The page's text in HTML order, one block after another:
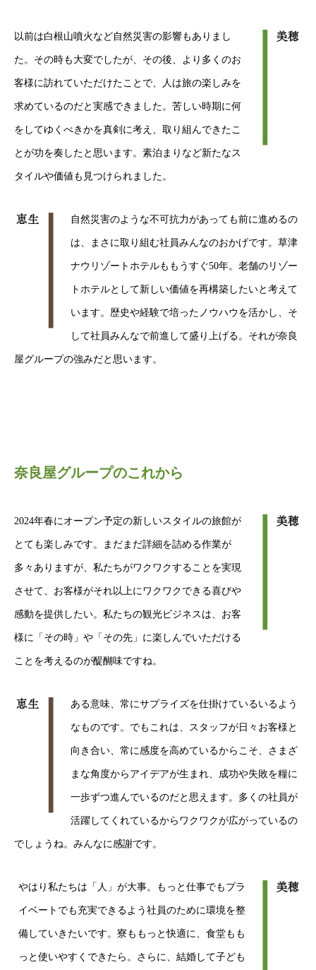
私たちのフィールド
草津の生活
募集要項
応募・お問い合わせ
私たちが目指すこと 私たちのフィールド 私たちの仕事 草津の生
以前は白根山噴火など自然災害の影響もありまし
た。その時も大変でしたが、その後、より多くのお
客様に訪れていただけたことで、人は旅の楽しみを
求めているのだと実感できました。苦しい時期に何
をしてゆくべきかを真剣に考え、取り組んできたこ
とが功を奏したと思います。素泊まりなど新たなス
タイルや価値も見つけられました。
自然災害のような不可抗力があっても前に進めるの
は、まさに取り組む社員みんなのおかげです。草津
ナウリゾートホテルももうすぐ50年。老舗のリゾー
トホテルとして新しい価値を再構築したいと考えて
います。歴史や経験で培ったノウハウを活かし、そ
して社員みんなで前進して盛り上げる。それが奈良
屋グループの強みだと思います。
奈良屋グループのこれから
2024年春にオープン予定の新しいスタイルの旅館が
とても楽しみです。まだまだ詳細を詰める作業が
多々ありますが、私たちがワクワクすることを実現
させて、お客様がそれ以上にワクワクできる喜びや
感動を提供したい。私たちの観光ビジネスは、お客
様に「その時」や「その先」に楽しんでいただける
ことを考えるのが醍醐味ですね。
ある意味、常にサプライズを仕掛けているいるよう
なものです。でもこれは、スタッフが日々お客様と
向き合い、常に感度を高めているからこそ、さまざ
まな角度からアイデアが生まれ、成功や失敗を糧に
一歩ずつ進んでいるのだと思えます。多くの社員が
活躍してくれているからワクワクが広がっているの
でしょうね。みんなに感謝です。
やはり私たちは「人」が大事。もっと仕事でもプラ
イベートでも充実できるよう社員のために環境を整
備していきたいです。寮ももっと快適に、食堂もも
っと使いやすくできたら。さらに、結婚して子ども